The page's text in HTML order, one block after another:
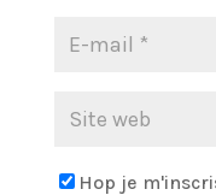
Hop je